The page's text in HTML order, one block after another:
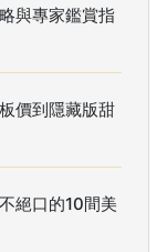
與專家鑑賞指
價到隱藏版甜
絕口的10間美